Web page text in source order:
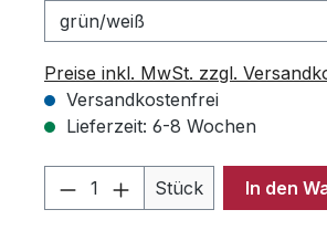
Preise inkl. MwSt. zzgl.
Versandkostenfrei
Lieferzeit: 6-8 Wochen
Produkt Anzahl: Gib
Stück In den